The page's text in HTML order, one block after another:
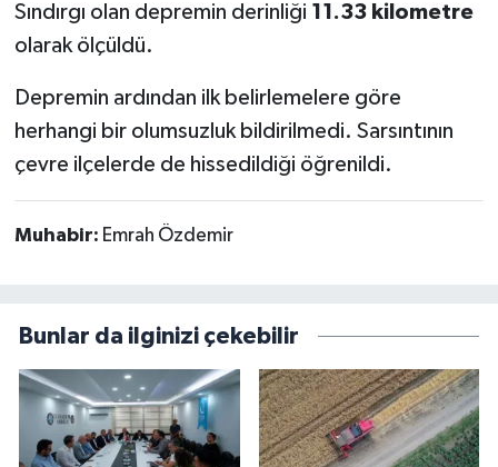
Sındırgı olan depremin derinliği 11.33 kilometre
olarak ölçüldü.
Depremin ardından ilk belirlemelere göre
herhangi bir olumsuzluk bildirilmedi. Sarsıntının
çevre ilçelerde de hissedildiği öğrenildi.
Muhabir: Emrah Özdemir
Bunlar da ilginizi çekebilir